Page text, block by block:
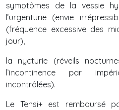
symptômes de la vessie
l’urgenturie (envie
(fréquence excessive des
jour),
la nycturie (réveils
l’incontinence par
incontrôlées).
Le Tensi+ est remboursé